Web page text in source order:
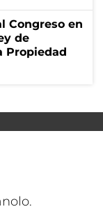
Congreso en
de
Propiedad